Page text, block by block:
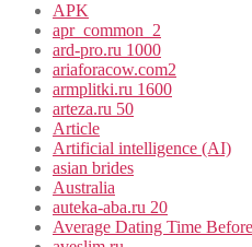
APK
apr_common_2
ard-pro.ru 1000
ariaforacow.com2
armplitki.ru 1600
arteza.ru 50
Article
Artificial intelligence (AI)
asian brides
Australia
auteka-aba.ru 20
Average Dating Time